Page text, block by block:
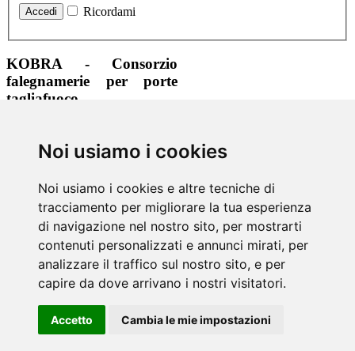
Noi usiamo i cookies
Noi usiamo i cookies e altre tecniche di
tracciamento per migliorare la tua esperienza
di navigazione nel nostro sito, per mostrarti
contenuti personalizzati e annunci mirati, per
analizzare il traffico sul nostro sito, e per
capire da dove arrivano i nostri visitatori.
Accetto Cambia le mie impostazioni
Ricordami
KOBRA - Consorzio
falegnamerie per porte
tagliafuoco
+39 0471 323210
www.kobra.bz
Via di mezzo ai piani, 7 | 39100
Bolzano
Informazioni
Colofone
& Privacy
Sitemap
Login